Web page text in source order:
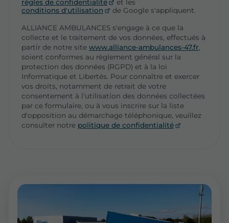
règles de confidentialité
et les
conditions d'utilisation
de Google s'appliquent.
ALLIANCE AMBULANCES s'engage à ce que la
collecte et le traitement de vos données, effectués à
partir de notre site www.alliance-ambulances-47.fr
soient conformes au règlement général sur la
protection des données (RGPD) et à la loi
Informatique et Libertés. Pour connaître et exercer
vos droits, notamment de retrait de votre
consentement à l'utilisation des données collectées
par ce formulaire, ou à vous inscrire sur la liste
d'opposition au démarchage téléphonique, veuillez
consulter notre politique de confidentialité